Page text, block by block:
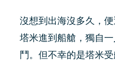
沒想到出海沒多久，
塔米進到船艙，獨自
鬥。但不幸的是塔米